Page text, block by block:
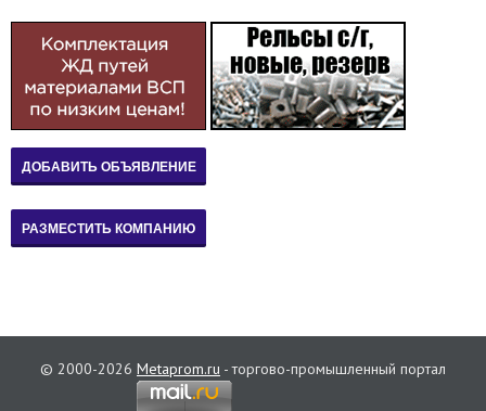
© 2000-2026 Metaprom.ru - торгово-промышленный портал